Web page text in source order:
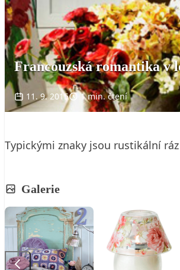
Francouzská romantika v
11. 9. 2015 1 min. čtení
Typickými znaky jsou rustikální
Galerie